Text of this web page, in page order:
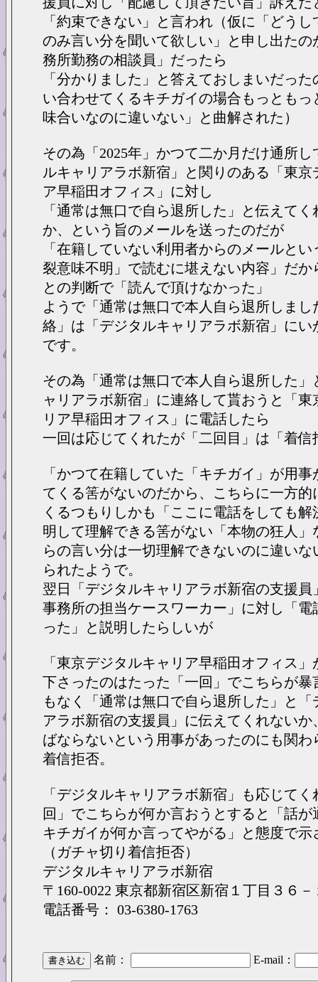
「約束できない」と言われ（仮に「どう
のみ言い分を聞いて欲しい」と申し出たの
務所勤務の相談員」だったら
「分かりました」と答えておしまいだっ
い合わせてくるキチガイの場合もっともっ
味合いなのに違いない」と曲解された）
その為「2025年」かつて二か月だけ通所
ルキャリアラボ新宿」と関りのある「東京
ア早稲田オフィス」に対し
「通常は無口で自ら退所した」と伝えて
か、という旨のメールを送ったのだが
「在籍していない利用者からのメールと
裂意味不明」で読むに堪えない内容」だか
との判断で「読んで頂けなかった」
ようで「通常は無口で本人自ら退所しまし
絡」は「デジタルキャリアラボ新宿」にい
です。
その為「通常は無口で本人自ら退所した」
ャリアラボ新宿」に連絡して貰おうと「東
リア早稲田オフィス」に電話したら
一回は応じてくれたが「二回目」は「着信
「かつて在籍していた「キチガイ」が用
てくる筈がないのだから、こちらに一方的
くるつもりしかも「ここに電話をしても
明して理解できる筈がない「本物の狂人」
らの言い分は一切理解できないのに違いな
られたようで。
翌日「デジタルキャリアラボ新宿の支援員
事務所の担当ケースワーカー」に対し「電
った」と説明したらしいが
「東京デジタルキャリア早稲田オフィス
下さったのはたった「一回」でこちらが暴
もなく「通常は無口で自ら退所した」と「
アラボ新宿の支援員」に伝えてくれないか
ばならないという用事があったのにも関わ
着信拒否。
「デジタルキャリアラボ新宿」も応じて
回」でこちらが何か言おうとすると「話が
キチガイが何か言ってやがる」と態度で示
（ガチャ切り着信拒否）
デジタルキャリアラボ新宿
〒160-0022 東京都新宿区新宿１丁目３６－
電話番号： 03-6380-1763
名前： E-mail：